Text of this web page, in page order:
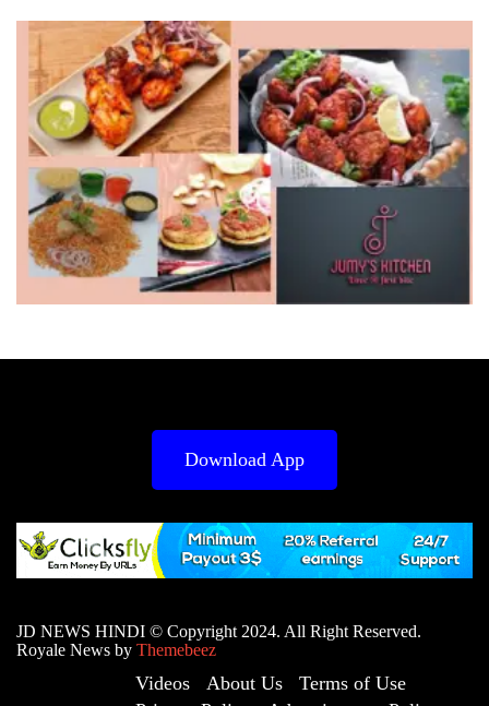
Download App
JD NEWS HINDI © Copyright 2024. All Right Reserved.
Royale News by Themebeez
Videos About Us
Terms of Use